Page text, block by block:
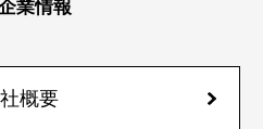
業情報
概要